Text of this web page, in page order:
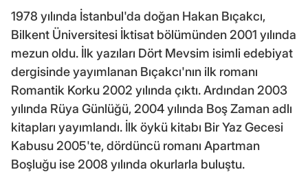
1978 yılında İstanbul'da doğan Hakan Bıçakcı,
Bilkent Üniversitesi İktisat bölümünden 2001 yılında
mezun oldu. İlk yazıları Dört Mevsim isimli edebiyat
dergisinde yayımlanan Bıçakcı'nın ilk romanı
Romantik Korku 2002 yılında çıktı. Ardından 2003
yılında Rüya Günlüğü, 2004 yılında Boş Zaman adlı
kitapları yayımlandı. İlk öykü kitabı Bir Yaz Gecesi
Kabusu 2005'te, dördüncü romanı Apartman
Boşluğu ise 2008 yılında okurlarla buluştu.